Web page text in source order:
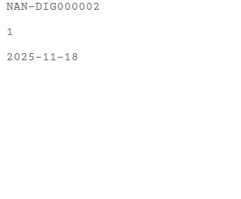
NAN-DIG000002
1
2025-11-18